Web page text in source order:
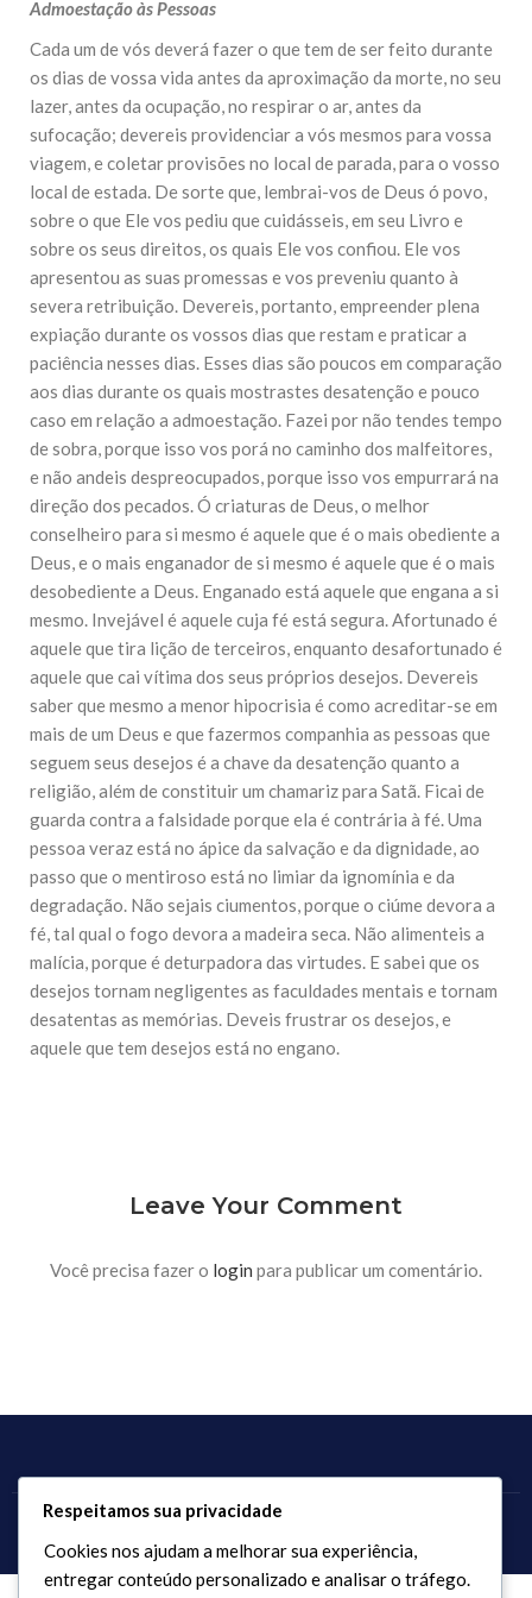
10 DE NOVEMBRO DE 2013
Falecimento do Imam Ali Ibn Al-Hussein
(A.S.)
Em nome de Deus, o Clemente, o Misericordioso! Diante da
data em que relembramos o martírio do quarto Imam dos
muçulmanos, o Imam Ali Ibn Al-Hussein Ibn Ali Ibn Abi Táleb
(A.S.), conhecido por “Zein Al-Ábidin” (Formosura
NOTÍCIAS
3 DE JULHO DE 2014
ministro das Relações Exteriores da
República Islâmica do Irã
Na noite da quinta-feira, 03 de Abril, o Centro Islâmico no
Brasil recebeu em sua sede, em São Paulo, o ex-ministro das
Relações Exteriores da República Islâmica do Irã, Sr. Kamal
Kharrazi, que encontra-se visitando
Admoestação às Pessoas
Cada um de vós deverá fazer o que tem de ser feito durante
os dias de vossa vida antes da aproximação da morte, no seu
lazer, antes da ocupação, no respirar o ar, antes da
sufocação; devereis providenciar a vós mesmos para vossa
viagem, e coletar provisões no local de parada, para o vosso
local de estada. De sorte que, lembrai-vos de Deus ó povo,
sobre o que Ele vos pediu que cuidásseis, em seu Livro e
sobre os seus direitos, os quais Ele vos confiou. Ele vos
apresentou as suas promessas e vos preveniu quanto à
severa retribuição. Devereis, portanto, empreender plena
expiação durante os vossos dias que restam e praticar a
paciência nesses dias. Esses dias são poucos em comparação
aos dias durante os quais mostrastes desatenção e pouco
caso em relação a admoestação. Fazei por não tendes tempo
de sobra, porque isso vos porá no caminho dos malfeitores,
e não andeis despreocupados, porque isso vos empurrará na
direção dos pecados. Ó criaturas de Deus, o melhor
conselheiro para si mesmo é aquele que é o mais obediente a
Deus, e o mais enganador de si mesmo é aquele que é o mais
desobediente a Deus. Enganado está aquele que engana a si
mesmo. Invejável é aquele cuja fé está segura. Afortunado é
aquele que tira lição de terceiros, enquanto desafortunado é
aquele que cai vítima dos seus próprios desejos. Devereis
saber que mesmo a menor hipocrisia é como acreditar-se em
mais de um Deus e que fazermos companhia as pessoas que
seguem seus desejos é a chave da desatenção quanto a
religião, além de constituir um chamariz para Satã. Ficai de
guarda contra a falsidade porque ela é contrária à fé. Uma
pessoa veraz está no ápice da salvação e da dignidade, ao
passo que o mentiroso está no limiar da ignomínia e da
degradação. Não sejais ciumentos, porque o ciúme devora a
fé, tal qual o fogo devora a madeira seca. Não alimenteis a
malícia, porque é deturpadora das virtudes. E sabei que os
desejos tornam negligentes as faculdades mentais e tornam
desatentas as memórias. Deveis frustrar os desejos, e
aquele que tem desejos está no engano.
Leave Your Comment
Você precisa fazer o login para publicar um comentário.
Respeitamos sua privacidade
Cookies nos ajudam a melhorar sua experiência,
entregar conteúdo personalizado e analisar o tráfego.